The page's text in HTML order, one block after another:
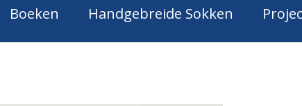
Boeken Handgebreide Sokken